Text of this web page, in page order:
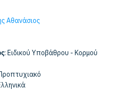
Αθανάσιος
: Ειδικού Υποβάθρου - Κορμού